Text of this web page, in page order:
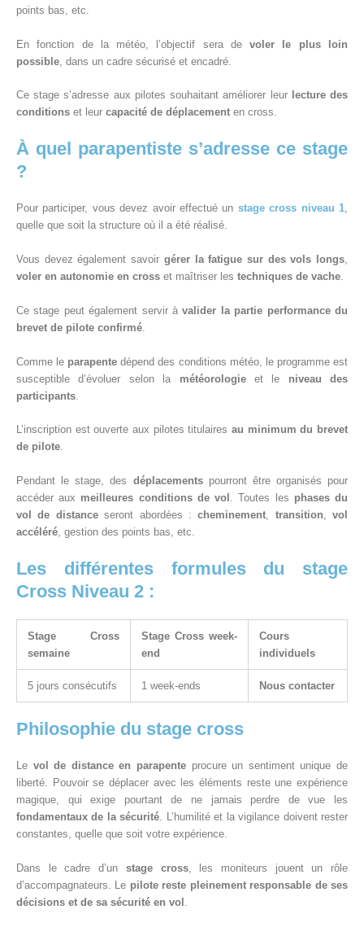
points bas, etc.
En fonction de la météo, l’objectif sera devoler le plus loin
possible , dans un cadre sécurisé et encadré.
Ce stage s’adresse aux pilotes souhaitant améliorer leur lecture des
conditions et leur capacité de déplacement en cross.
À quel parapentiste s’adresse ce stage
?
Pour participer, vous devez avoir effectué un stage cross niveau 1,
quelle que soit la structure où il a été réalisé.
Vous devez également savoir gérer la fatigue sur des vols longs
voler en autonomie en cross et maîtriser les techniques de vache
Ce stage peut également servir àvalider la partie performance du
brevet de pilote confirmé
Comme le parapente dépend des conditions météo, le programme est
susceptible d’évoluer selon la météorologieet le niveau des
participants
L’inscription est ouverte aux pilotes titulaires au minimum du brevet
de pilote.
Pendant le stage, des déplacementspourront être organisés pour
accéder aux meilleures conditions de vol . Toutes les phases du
vol de distanceseront abordées :cheminement, transition, vol
accéléré, gestion des points bas, etc.
Les différentes formules du stage
Cross Niveau 2 :
Stage Cross
semaine
Stage Cross week-
end
Cours
individuels
5 jours consécutifs 1 week-ends Nous contacter
Philosophie du stage cross
Le vol de distance en parapente procure un sentiment unique de
liberté. Pouvoir se déplacer avec les éléments reste une expérience
magique, qui exige pourtant de ne jamais perdre de vue les
fondamentaux de la sécurité. L’humilité et la vigilance doivent rester
constantes, quelle que soit votre expérience.
Dans le cadre d’un stage cross, les moniteurs jouent un rôle
d’accompagnateurs. Le pilote reste pleinement responsable de ses
décisions et de sa sécurité en vol .